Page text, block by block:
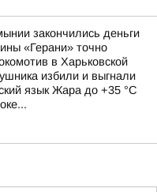
закончились деньги
«Герани» точно
в Харьковской
избили и выгнали
язык Жара до +35 °С